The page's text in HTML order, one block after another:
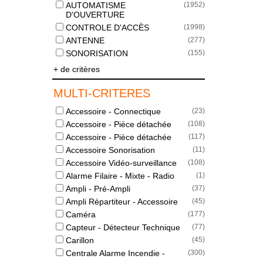
AUTOMATISME
D'OUVERTURE
(1952)
CONTROLE D'ACCÈS (1998)
ANTENNE (277)
SONORISATION (155)
+ de critères
MULTI-CRITERES
Accessoire - Connectique (23)
Accessoire - Pièce détachée (108)
Accessoire - Pièce détachée (117)
Accessoire Sonorisation (11)
Accessoire Vidéo-surveillance (108)
Alarme Filaire - Mixte - Radio (1)
Ampli - Pré-Ampli (37)
Ampli Répartiteur - Accessoire (45)
Caméra (177)
Capteur - Détecteur Technique (77)
Carillon (45)
Centrale Alarme Incendie -
(300)